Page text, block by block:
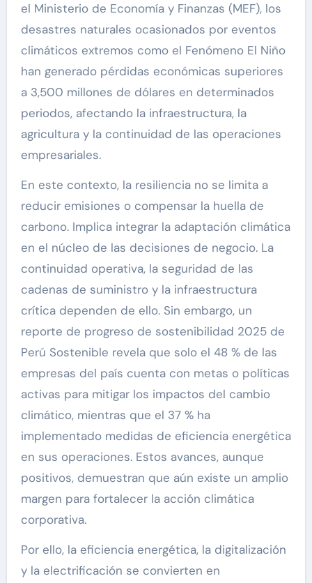
el Ministerio de Economía y Finanzas (MEF), los
desastres naturales ocasionados por eventos
climáticos extremos como el Fenómeno El Niño
han generado pérdidas económicas superiores
a 3,500 millones de dólares en determinados
periodos, afectando la infraestructura, la
agricultura y la continuidad de las operaciones
empresariales.
En este contexto, la resiliencia no se limita a
reducir emisiones o compensar la huella de
carbono. Implica integrar la adaptación climática
en el núcleo de las decisiones de negocio. La
continuidad operativa, la seguridad de las
cadenas de suministro y la infraestructura
crítica dependen de ello. Sin embargo, un
reporte de progreso de sostenibilidad 2025 de
Perú Sostenible revela que solo el 48 % de las
empresas del país cuenta con metas o políticas
activas para mitigar los impactos del cambio
climático, mientras que el 37 % ha
implementado medidas de eficiencia energética
en sus operaciones. Estos avances, aunque
positivos, demuestran que aún existe un amplio
margen para fortalecer la acción climática
corporativa.
Por ello, la eficiencia energética, la digitalización
y la electrificación se convierten en